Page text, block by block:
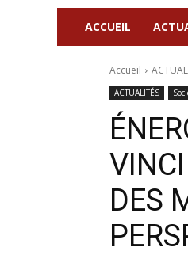
ACCUEIL
Accueil
ACTUALITÉS
DES